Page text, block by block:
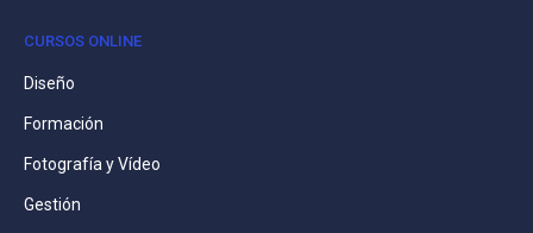
CURSOS ONLINE
Diseño
Formación
Fotografía y Vídeo
Gestión